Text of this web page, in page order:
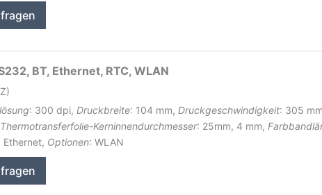
BT, Ethernet, RTC, WLAN
: 300 dpi, Druckbreite: 104 mm, Druckgeschwindigkeit: 305
Thermotransferfolie-Kerninnendurchmesser: 25mm, 4 mm,
Ethernet, Optionen: WLAN